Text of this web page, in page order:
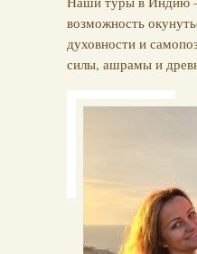
возможность
духовности и
силы, ашрамы и